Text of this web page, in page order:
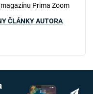
Prima Zoom
ČLÁNKY AUTORA